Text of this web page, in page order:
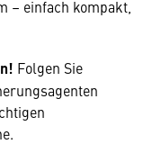
– einfach kompakt,
Folgen Sie